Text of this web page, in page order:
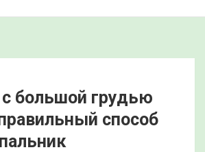
большой грудью
способ